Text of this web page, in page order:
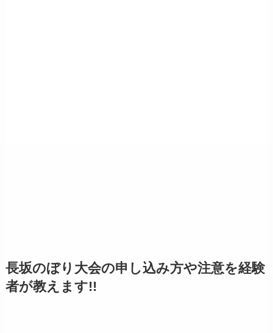
長坂のぼり大会の申し込み方や注意を経験
者が教えます!!